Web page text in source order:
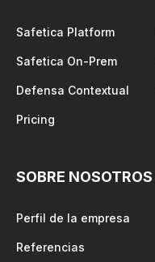
Safetica Platform
Safetica On-Prem
Defensa Contextual
Pricing
SOBRE NOSOTROS
Perfil de la empresa
Referencias